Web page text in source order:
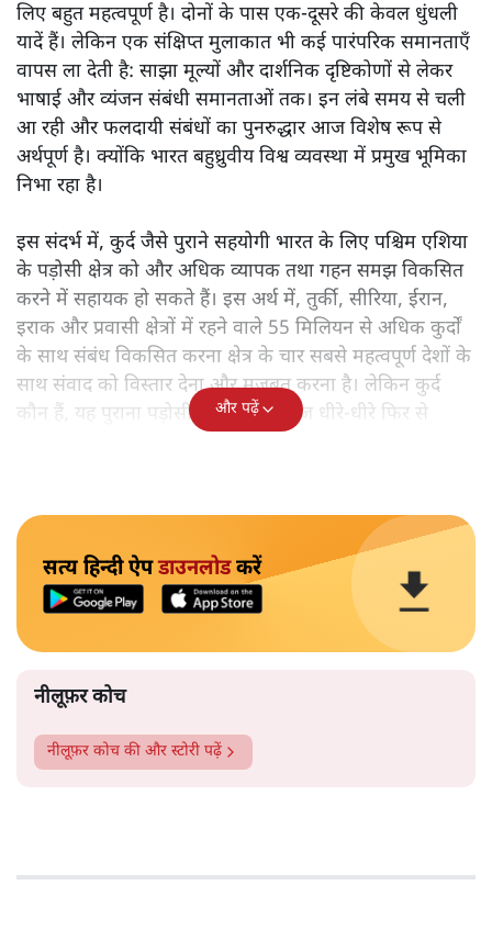
लिए बहुत महत्वपूर्ण है। दोनों के पास एक-दूसरे की केवल धुंधली
यादें हैं। लेकिन एक संक्षिप्त मुलाकात भी कई पारंपरिक समानताएँ
वापस ला देती है: साझा मूल्यों और दार्शनिक दृष्टिकोणों से लेकर
भाषाई और व्यंजन संबंधी समानताओं तक। इन लंबे समय से चली
आ रही और फलदायी संबंधों का पुनरुद्धार आज विशेष रूप से
अर्थपूर्ण है। क्योंकि भारत बहुध्रुवीय विश्व व्यवस्था में प्रमुख भूमिका
निभा रहा है।
इस संदर्भ में, कुर्द जैसे पुराने सहयोगी भारत के लिए पश्चिम एशिया
के पड़ोसी क्षेत्र को और अधिक व्यापक तथा गहन समझ विकसित
करने में सहायक हो सकते हैं। इस अर्थ में, तुर्की, सीरिया, ईरान,
इराक और प्रवासी क्षेत्रों में रहने वाले 55 मिलियन से अधिक कुर्दों
के साथ संबंध विकसित करना क्षेत्र के चार सबसे महत्वपूर्ण देशों के
साथ संवाद को विस्तार देना और मजबूत करना है। लेकिन कुर्द
कौन हैं, यह पुराना पड़ोसी जिसे भारत आज धीरे-धीरे फिर से
और पढ़ें
सत्य हिन्दी ऐपडाउनलोडकरें
नीलूफ़र कोच
नीलूफ़र कोच की और स्टोरी पढ़ें